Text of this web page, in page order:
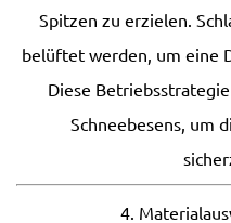
Spitzen zu erzielen.
belüftet werden, um eine
Diese
Schneebesens, um
4.